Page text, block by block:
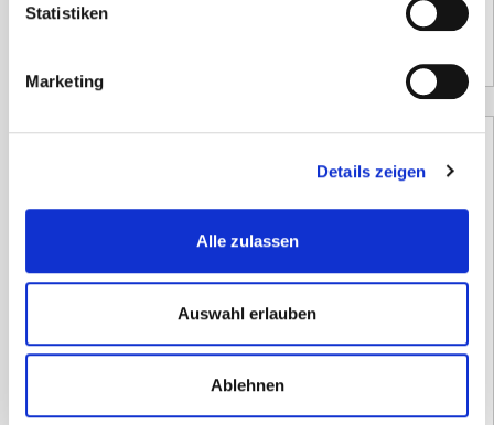
Statistiken
Marketing
Details zeigen
Alle zulassen
Auswahl erlauben
Ablehnen